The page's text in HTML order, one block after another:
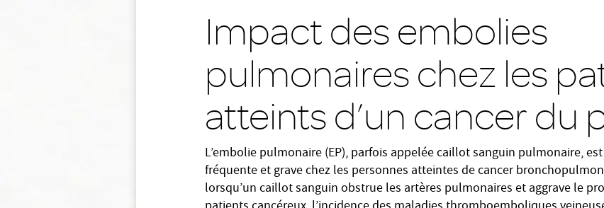
Impact des embolies
pulmonaires chez les
atteints d’un cancer du
L’embolie pulmonaire (EP), parfois appelée caillot sanguin pulmonaire,
fréquente et grave chez les personnes atteintes de cancer
lorsqu’un caillot sanguin obstrue les artères pulmonaires et aggrave le